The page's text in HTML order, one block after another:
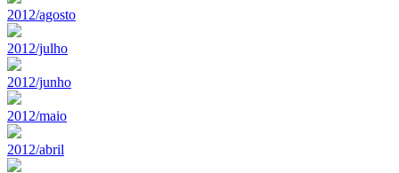
2012/agosto
2012/julho
2012/junho
2012/maio
2012/abril